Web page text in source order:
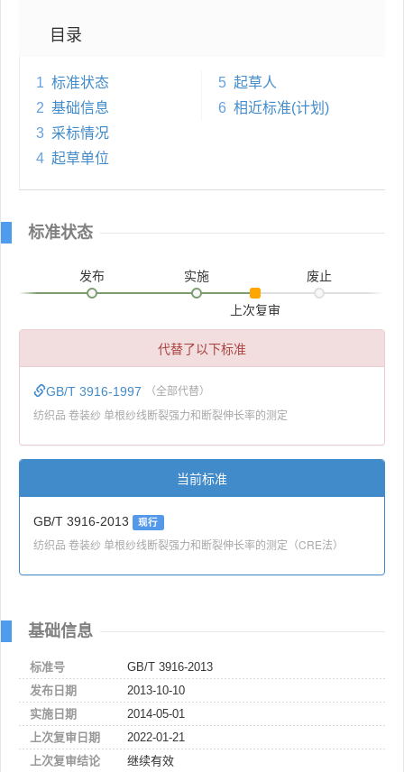
目录
1 标准状态
2 基础信息
3 采标情况
4 起草单位
5 起草人
6 相近标准(计划)
标准状态
发布 实施
上次复审
废止
代替了以下标准
GB/T 3916-1997 （全部代替）
纺织品 卷装纱 单根纱线断裂强力和断裂伸长率的测定
当前标准
GB/T 3916-2013 现行
纺织品 卷装纱 单根纱线断裂强力和断裂伸长率的测定（CRE法）
基础信息
标准号
GB/T 3916-2013
发布日期
2013-10-10
实施日期
2014-05-01
上次复审日期
2022-01-21
上次复审结论
继续有效